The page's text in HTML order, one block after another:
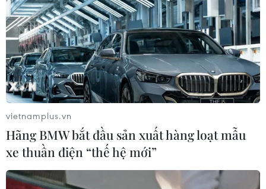
vietnamplus.vn
Hãng BMW bắt đầu sản xuất hàng loạt mẫu
xe thuần điện “thế hệ mới”